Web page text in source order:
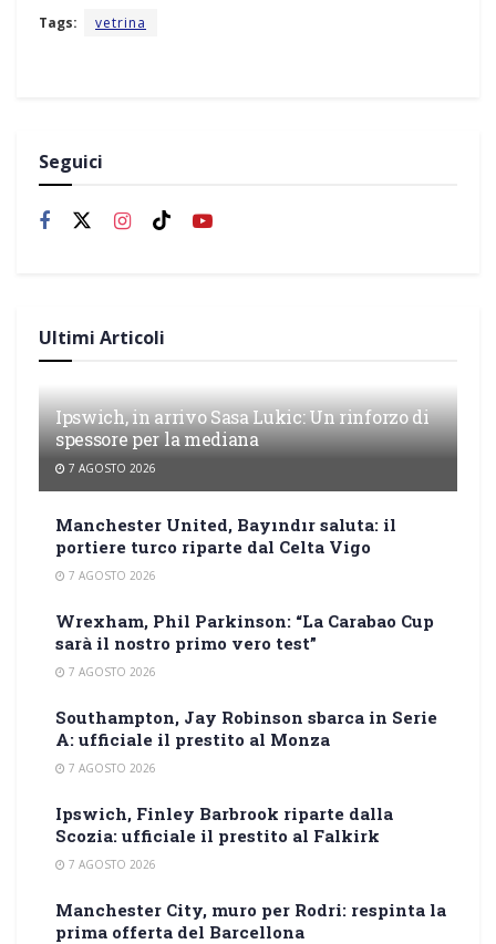
Tags: vetrina
Seguici
Ultimi Articoli
Ipswich, in arrivo Sasa Lukic: Un rinforzo di
spessore per la mediana
7 AGOSTO 2026
Manchester United, Bayındır saluta: il
portiere turco riparte dal Celta Vigo
7 AGOSTO 2026
Wrexham, Phil Parkinson: “La Carabao Cup
sarà il nostro primo vero test”
7 AGOSTO 2026
Southampton, Jay Robinson sbarca in Serie
A: ufficiale il prestito al Monza
7 AGOSTO 2026
Ipswich, Finley Barbrook riparte dalla
Scozia: ufficiale il prestito al Falkirk
7 AGOSTO 2026
Manchester City, muro per Rodri: respinta la
prima offerta del Barcellona